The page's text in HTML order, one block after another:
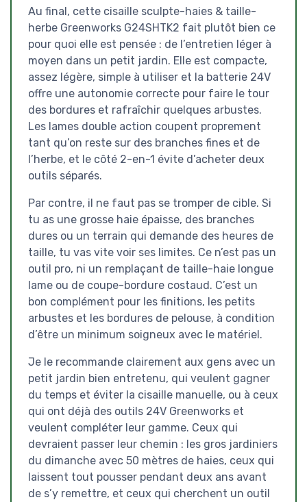
Au final, cette cisaille sculpte-haies & taille-
herbe Greenworks G24SHTK2 fait plutôt bien ce
pour quoi elle est pensée : de l’entretien léger à
moyen dans un petit jardin. Elle est compacte,
assez légère, simple à utiliser et la batterie 24V
offre une autonomie correcte pour faire le tour
des bordures et rafraîchir quelques arbustes.
Les lames double action coupent proprement
tant qu’on reste sur des branches fines et de
l’herbe, et le côté 2-en-1 évite d’acheter deux
outils séparés.
Par contre, il ne faut pas se tromper de cible. Si
tu as une grosse haie épaisse, des branches
dures ou un terrain qui demande des heures de
taille, tu vas vite voir ses limites. Ce n’est pas un
outil pro, ni un remplaçant de taille-haie longue
lame ou de coupe-bordure costaud. C’est un
bon complément pour les finitions, les petits
arbustes et les bordures de pelouse, à condition
d’être un minimum soigneux avec le matériel.
Je le recommande clairement aux gens avec un
petit jardin bien entretenu, qui veulent gagner
du temps et éviter la cisaille manuelle, ou à ceux
qui ont déjà des outils 24V Greenworks et
veulent compléter leur gamme. Ceux qui
devraient passer leur chemin : les gros jardiniers
du dimanche avec 50 mètres de haies, ceux qui
laissent tout pousser pendant deux ans avant
de s’y remettre, et ceux qui cherchent un outil